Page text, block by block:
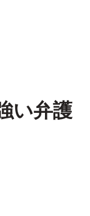
い弁護